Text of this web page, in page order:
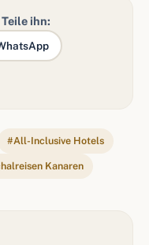
ihn:
#All-Inclusive Hotels
Kanaren